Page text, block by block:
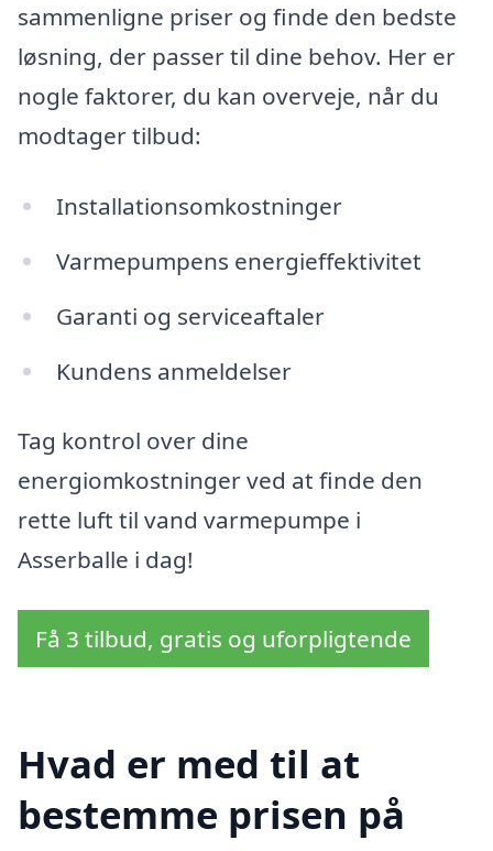
sammenligne priser og finde den bedste
løsning, der passer til dine behov. Her er
nogle faktorer, du kan overveje, når du
modtager tilbud:
Installationsomkostninger
Varmepumpens energieffektivitet
Garanti og serviceaftaler
Kundens anmeldelser
Tag kontrol over dine
energiomkostninger ved at finde den
rette luft til vand varmepumpe i
Asserballe i dag!
Få 3 tilbud, gratis og uforpligtende
Hvad er med til at
bestemme prisen på